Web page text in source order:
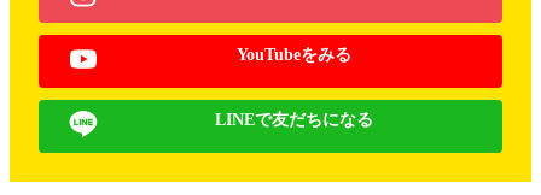
YouTubeをみる
LINEで友だちになる